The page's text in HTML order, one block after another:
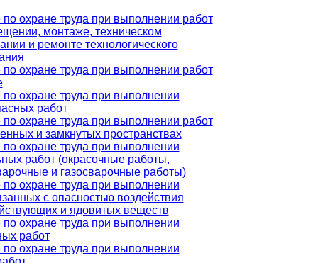
охране труда при выполнении работ
монтаже, техническом
и ремонте технологического
охране труда при выполнении работ
охране труда при выполнении
работ
охране труда при выполнении работ
и замкнутых пространствах
охране труда при выполнении
работ (окрасочные работы,
и газосварочные работы)
охране труда при выполнении
с опасностью воздействия
и ядовитых веществ
охране труда при выполнении
работ
охране труда при выполнении